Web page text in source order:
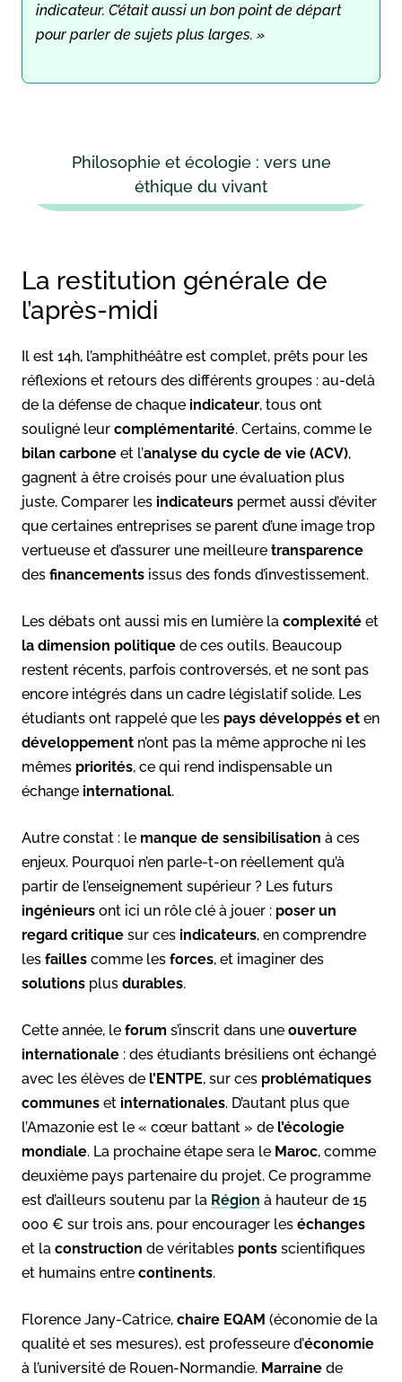
indicateur. C’était aussi un bon point de départ
pour parler de sujets plus larges. »
Philosophie et écologie : vers une
éthique du vivant
La restitution générale de
l’après-midi
Il est 14h, l’amphithéâtre est complet, prêts pour les
réflexions et retours des différents groupes : au-delà
de la défense de chaque indicateur, tous ont
souligné leur complémentarité. Certains, comme le
bilan carbone et l’analyse du cycle de vie (ACV),
gagnent à être croisés pour une évaluation plus
juste. Comparer les indicateurs permet aussi d’éviter
que certaines entreprises se parent d’une image trop
vertueuse et d’assurer une meilleure transparence
des financements issus des fonds d’investissement.
Les débats ont aussi mis en lumière la complexité et
la dimension politique de ces outils. Beaucoup
restent récents, parfois controversés, et ne sont pas
encore intégrés dans un cadre législatif solide. Les
étudiants ont rappelé que les pays développés et en
développement n’ont pas la même approche ni les
mêmes priorités, ce qui rend indispensable un
échange international.
Autre constat : le manque de sensibilisation à ces
enjeux. Pourquoi n’en parle-t-on réellement qu’à
partir de l’enseignement supérieur ? Les futurs
ingénieurs ont ici un rôle clé à jouer : poser un
regard critique sur ces indicateurs, en comprendre
les failles comme les forces, et imaginer des
solutions plus durables.
Cette année, le forum s’inscrit dans une ouverture
internationale : des étudiants brésiliens ont échangé
avec les élèves de l’ENTPE, sur ces problématiques
communes et internationales. D’autant plus que
l’Amazonie est le « cœur battant » de l’écologie
mondiale. La prochaine étape sera le Maroc, comme
deuxième pays partenaire du projet. Ce programme
est d’ailleurs soutenu par la Région à hauteur de 15
000 € sur trois ans, pour encourager les échanges
et la construction de véritables ponts scientifiques
et humains entre continents.
Florence Jany-Catrice, chaire EQAM (économie de la
qualité et ses mesures), est professeure d’économie
à l’université de Rouen-Normandie. Marraine de